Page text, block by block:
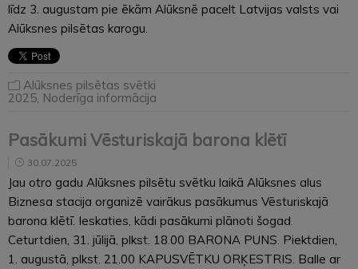
līdz 3. augustam pie ēkām Alūksnē pacelt Latvijas valsts vai
Alūksnes pilsētas karogu.
Alūksnes pilsētas svētki
2025 Noderīga informācija
Pasākumi Vēsturiskajā barona klētī
30.07.2025
Jau otro gadu Alūksnes pilsētu svētku laikā Alūksnes alus
Biznesa stacija organizē vairākus pasākumus Vēsturiskajā
barona klētī. Ieskaties, kādi pasākumi plānoti šogad.
Ceturtdien, 31. jūlijā, plkst. 18.00 BARONA PUNS. Piektdien,
1. augustā, plkst. 21.00 KAPUSVĒTKU ORĶESTRIS. Balle ar